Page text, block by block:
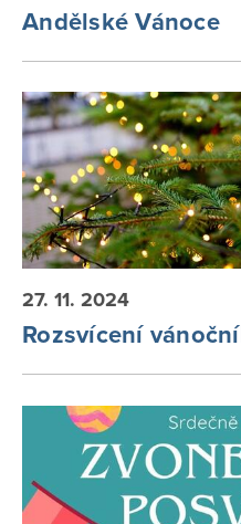
Andělské Vánoce
27. 11. 2024
Rozsvícení